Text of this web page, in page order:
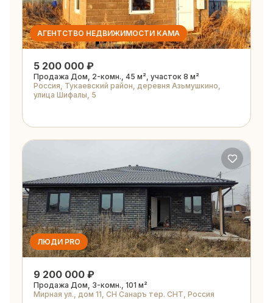
АГЕНТСТВО НЕДВИЖИМОСТИ КАМА
5 200 000 ₽
Продажа Дом, 2-комн., 45 м², участок 8 м²
Россия, Тукаевский район, деревня Азьмушкино,
улица Шифалы, 5
ЛЮДИ PRO
9 200 000 ₽
Продажа Дом, 3-комн., 101 м²
Мирная ул., дом 11, СН Санаръ тер. СНТ, Россия